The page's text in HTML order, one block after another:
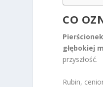
CO
głębokiej
przyszłość.
Rubin,